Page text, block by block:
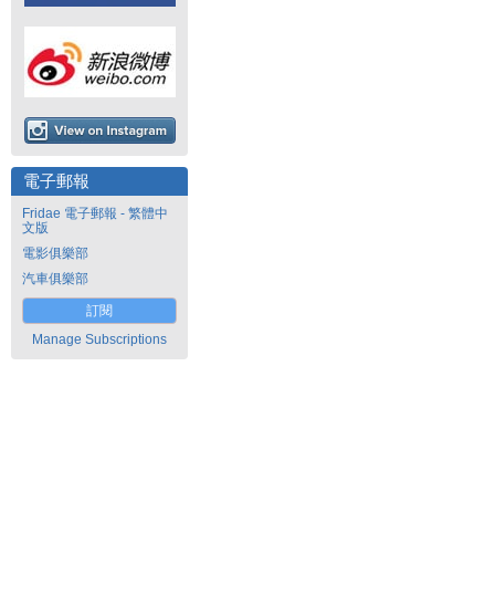
電子郵報
Fridae 電子郵報 - 繁體中
文版
電影俱樂部
汽車俱樂部
訂閱
Manage Subscriptions